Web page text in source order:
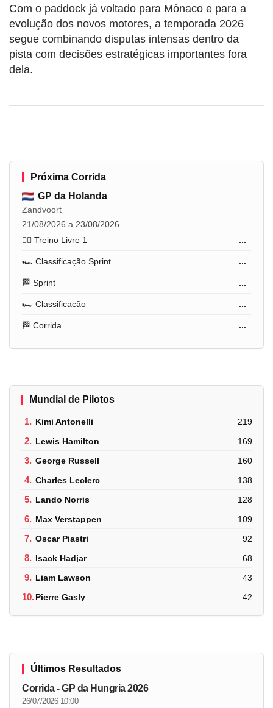
Com o paddock já voltado para Mônaco e para a
evolução dos novos motores, a temporada 2026
segue combinando disputas intensas dentro da
pista com decisões estratégicas importantes fora
dela.
Próxima Corrida
GP da Holanda
Zandvoort
21/08/2026 a 23/08/2026
🏋️‍♂️ Treino Livre 1
...
🏎️ Classificação Sprint ...
🏁 Sprint ...
🏎️ Classificação ...
🏁 Corrida ...
Mundial de Pilotos
1. Kimi Antonelli 219
2. Lewis Hamilton 169
3. George Russell 160
4. Charles Leclerc 138
5. Lando Norris 128
6. Max Verstappen 109
7. Oscar Piastri 92
8. Isack Hadjar 68
9. Liam Lawson 43
10.Pierre Gasly 42
Últimos Resultados
Corrida - GP da Hungria 2026
26/07/2026 10:00